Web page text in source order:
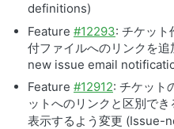
definitions)
Feature #12293: チケット
付ファイルへのリンクを
new issue email
Feature #12912: チケット
ットへのリンクと区別でき
表示するよう変更 (Issue-